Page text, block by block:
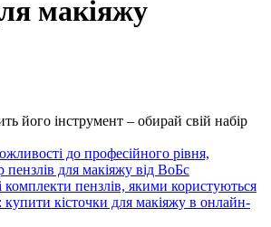
макіяжу
його інструмент – обирай свій набір
до професійного рівня,
пензлів для макіяжу від ВоБс
пензлів, якими користуються
купити кісточки для макіяжу в онлайн-